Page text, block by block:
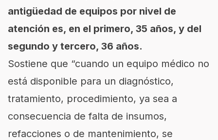
antigüedad de equipos por nivel de
atención es, en el primero, 35 años, y del
segundo y tercero, 36 años.
Sostiene que “cuando un equipo médico no
está disponible para un diagnóstico,
tratamiento, procedimiento, ya sea a
consecuencia de falta de insumos,
refacciones o de mantenimiento, se